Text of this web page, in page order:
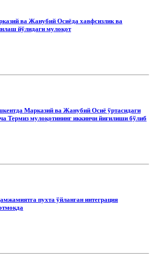
ва Жанубий Осиёда хавфсизлик ва
йўлидаги мулоқот
Марказий ва Жанубий Осиё ўртасидаги
Термиз мулоқотининг иккинчи йиғилиши бўлиб
пухта ўйланган интеграция